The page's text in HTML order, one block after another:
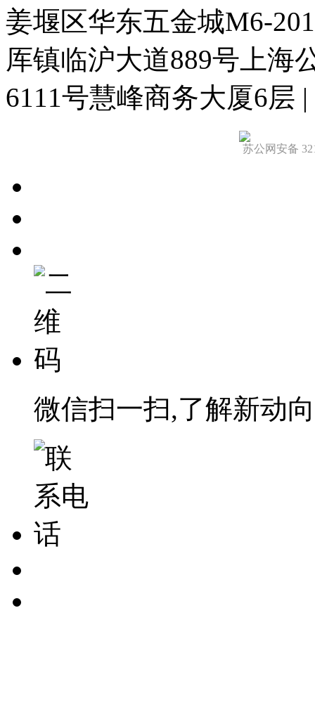
姜堰区华东五金城M6-
厍镇临沪大道889号上海
6111号慧峰商务大厦6层 |
苏公网安备
微信扫一扫,了解新动向